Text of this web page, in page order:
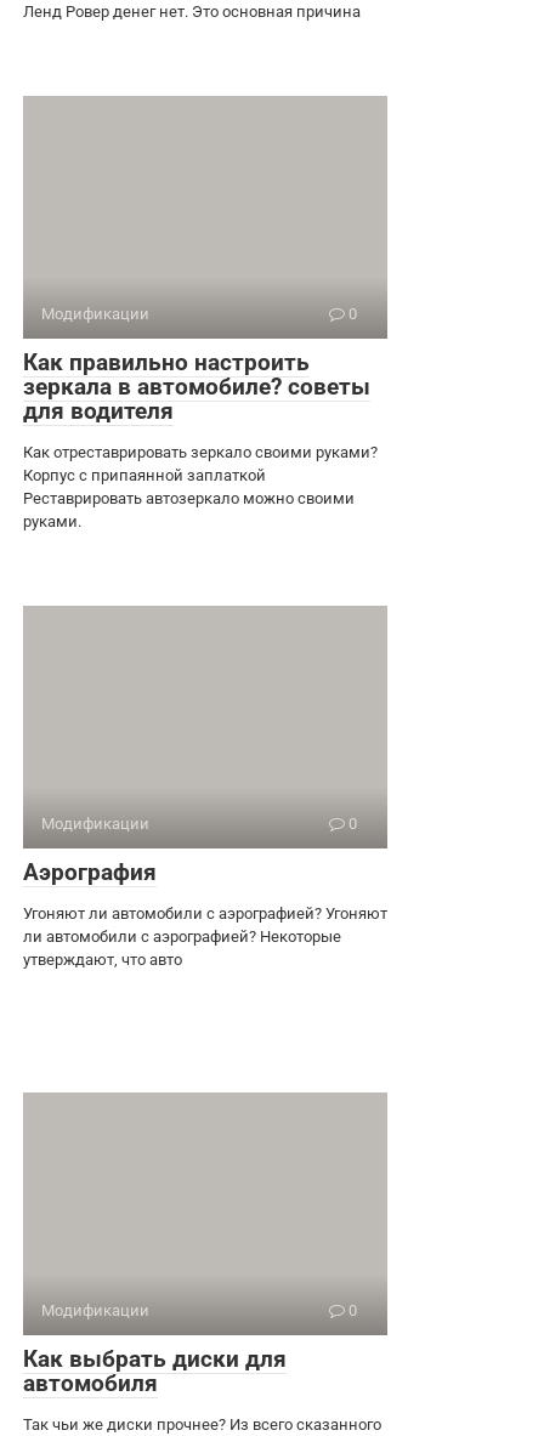
Ленд Ровер денег нет. Это основная причина
Модификации 0
Как правильно настроить
зеркала в автомобиле? советы
для водителя
Как отреставрировать зеркало своими руками?
Корпус с припаянной заплаткой
Реставрировать автозеркало можно своими
руками.
Модификации 0
Аэрография
Угоняют ли автомобили с аэрографией? Угоняют
ли автомобили с аэрографией? Некоторые
утверждают, что авто
Модификации 0
Как выбрать диски для
автомобиля
Так чьи же диски прочнее? Из всего сказанного